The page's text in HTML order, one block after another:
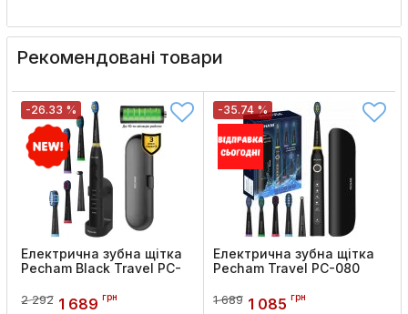
Рекомендовані товари
-26.33 %
Електрична зубна щітка
Pecham Black Travel PC-
Код товару: 1316
2 292 1 689 грн
-35.74 %
Електрична зубна щітка
Pecham Travel PC-080
1 689 1 085 грн